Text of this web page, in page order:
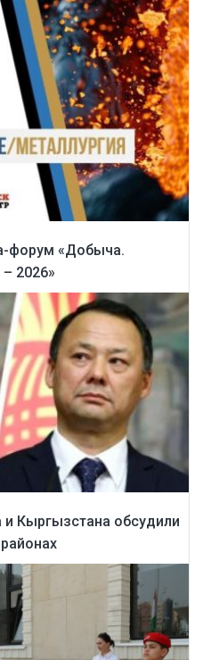
форум «Добыча.
2026»
Кыргызстана обсудили